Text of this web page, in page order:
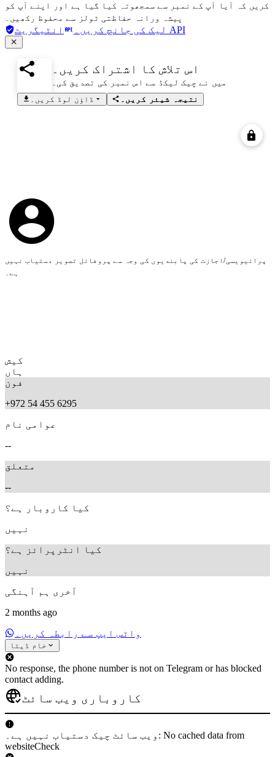
کریں کہ آیا آپ کے نمبر سے سمجھوتہ کیا گیا ہے اور اپنے آپ کو
پیشہ ورانہ حفاظتی ٹولز سے محفوظ رکھیں۔
لیک کی جانچ کریں۔ انٹیگریٹ API
اس تلاش کا اشتراک کریں۔
میں نے چیک لیکڈ سے اس نمبر کی تصدیق کی۔
ڈاؤن لوڈ کریں۔
نتیجہ شیئر کریں۔
پرائیویسی/اجازت کی پابندیوں کی وجہ سے پروفائل تصویر دستیاب نہیں
ہے۔
کیش
ہاں
فون
+972 54 455 6295
عوامی نام
--
متعلق
--
کیا کاروبار ہے؟
نہیں
کیا انٹرپرائز ہے؟
نہیں
آخری ہم آہنگی
2 months ago
واٹس ایپ سے رابطہ کریں۔
خام ڈیٹا
No response, the phone number is not on Telegram or has blocked
contact adding.
کاروباری ویب سائٹ
ویب سائٹ چیک دستیاب نہیں ہے۔: No cached data from
websiteCheck